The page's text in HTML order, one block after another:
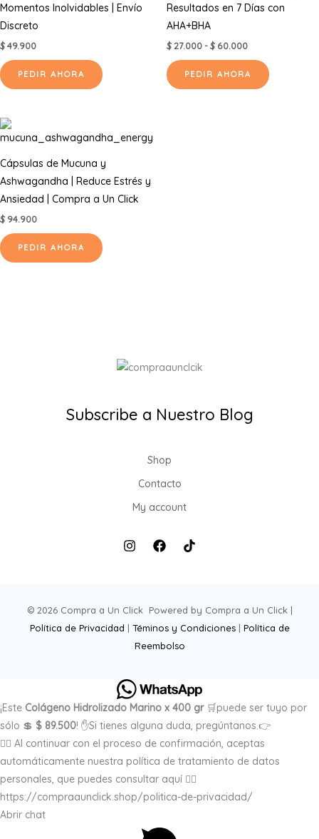
Momentos Inolvidables | Envío
Discreto
$49.900
PEDIR AHORA
Resultados en 7 Días con
AHA+BHA
$27.000-$ 60.000Rango
precios:
desde
$ 27.000
PEDIR AHORA
producto
Cápsulas de Mucuna y
Ashwagandha | Reduce Estrés y
Ansiedad | Compra a Un Click
$ 94.900
PEDIR AHORA
Subscribe a Nuestro Blog
Shop
Contacto
My account
© 2026 Compra a Un Click Powered by Compra a Un Click |
Política de Privacidad | Téminos y Condiciones| Política de
Reembolso
¡Este Colágeno Hidrolizado Marino x 400 gr🛒puede ser tuyo por
sólo 💲 $ 89.500! ✋Si tienes alguna duda, pregúntanos.👉
✍🏻 Al continuar con el proceso de confirmación, aceptas
automáticamente nuestra política de tratamiento de datos
personales, que puedes consultar aquí 👉🏻
https://compraaunclick.shop/politica-de-privacidad/
Abrir chat